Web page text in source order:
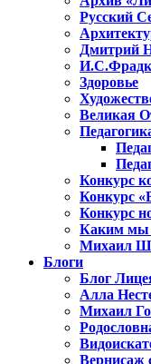
Русский
Дмитрий
Здоровье
Великая
Конкурс
Конкурс
Конкурс
Каким мы
Михаил
Блоги
Блог
Алла
Михаил
Вернисаж